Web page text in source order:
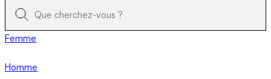
Femme
Homme